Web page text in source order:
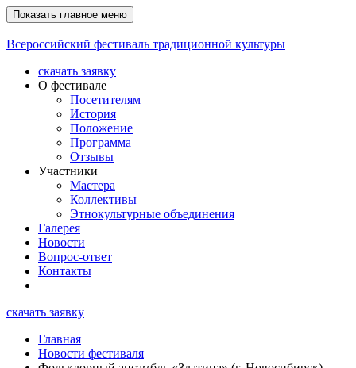
Показать главное меню
Всероссийский фестиваль традиционной культуры
скачать заявку
О фестивале
Посетителям
История
Положение
Программа
Отзывы
Участники
Мастера
Коллективы
Этнокультурные объединения
Галерея
Новости
Вопрос-ответ
Контакты
скачать заявку
Главная
Новости фестиваля